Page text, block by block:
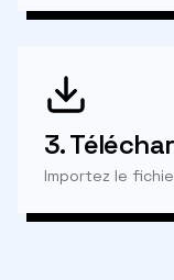
3.
Importez le